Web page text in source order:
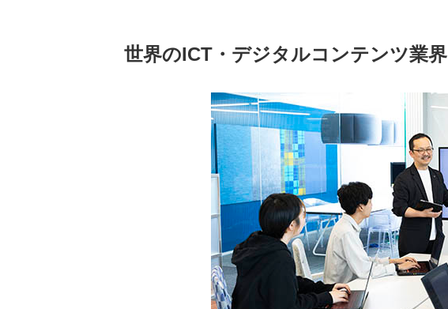
世界のICT・デジタルコンテンツ業